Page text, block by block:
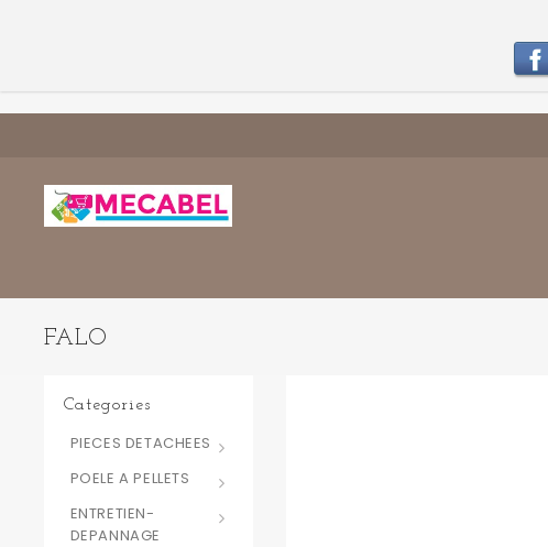
FALO
Categories
PIECES DETACHEES
POELE A PELLETS
ENTRETIEN-
DEPANNAGE